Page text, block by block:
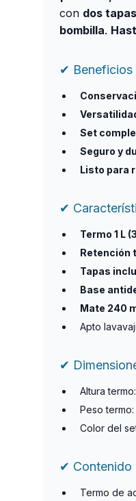
con dos tapas
bombilla.
✔
Set
Seguro y
Listo para
✔
Termo 1 L
Retención
Tapas
Base
Mate 240
Apto
✔
Altura termo:
Peso termo:
Color del
✔ Contenido
Termo de